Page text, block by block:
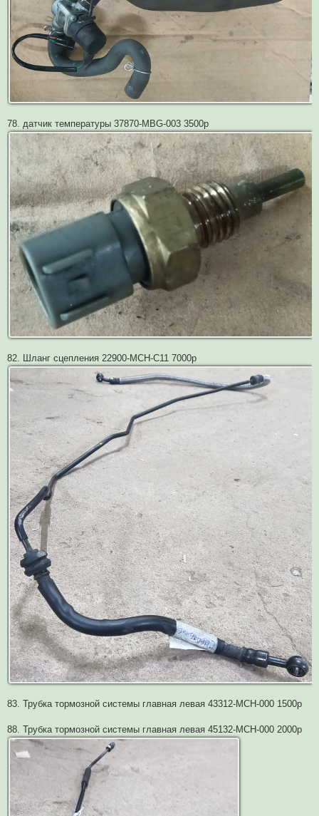
78. датчик температуры 37870-MBG-003 3500р
82. Шланг сцепления 22900-MCH-C11 7000р
83. Трубка тормозной системы главная левая 43312-MCH-000 1500р
88. Трубка тормозной системы главная левая 45132-MCH-000 2000р